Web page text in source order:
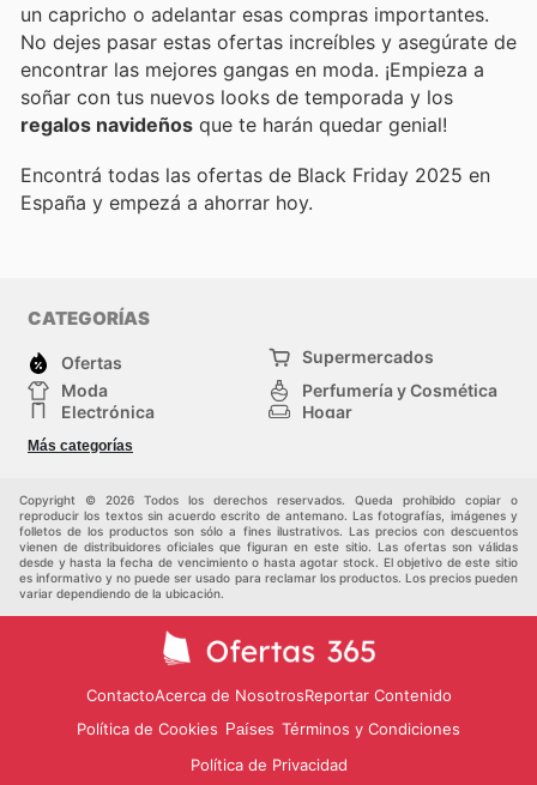
un capricho o adelantar esas compras importantes.
No dejes pasar estas ofertas increíbles y asegúrate de
encontrar las mejores gangas en moda. ¡Empieza a
soñar con tus nuevos looks de temporada y los
regalos navideños que te harán quedar genial!
Encontrá todas las ofertas de Black Friday 2025 en
España y empezá a ahorrar hoy.
CATEGORÍAS
Ofertas
Supermercados
Moda
Perfumería y Cosmética
Electrónica
Hogar
Deporte
Juguetes y bebés
Más categorías
Copyright © 2026 Todos los derechos reservados. Queda prohibido copiar o
reproducir los textos sin acuerdo escrito de antemano. Las fotografías, imágenes y
folletos de los productos son sólo a fines ilustrativos. Las precios con descuentos
vienen de distribuidores oficiales que figuran en este sitio. Las ofertas son válidas
desde y hasta la fecha de vencimiento o hasta agotar stock. El objetivo de este sitio
es informativo y no puede ser usado para reclamar los productos. Los precios pueden
variar dependiendo de la ubicación.
ContactoAcerca de NosotrosReportar Contenido
Política de Cookies Países Términos y Condiciones
Política de Privacidad